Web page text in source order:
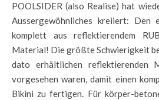
POOLSIDER (also Realise) hat wieder einmal etwas absolut
Aussergewöhnliches kreiiert: Den
komplett aus reflektierendem
Material! Die größte Schwierigkeit
dato erhältlichen reflektierenden
vorgesehen waren, damit einen
Bikini zu fertigen. Für körper-